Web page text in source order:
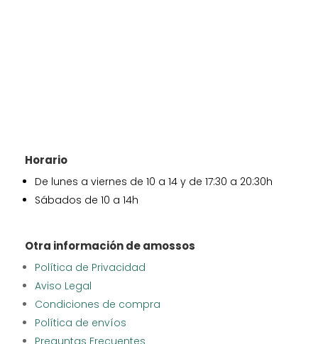
Horario
De lunes a viernes de 10 a 14 y de 17:30 a 20:30h
Sábados de 10 a 14h
Otra información de amossos
Política de Privacidad
Aviso Legal
Condiciones de compra
Política de envíos
Preguntas Frecuentes